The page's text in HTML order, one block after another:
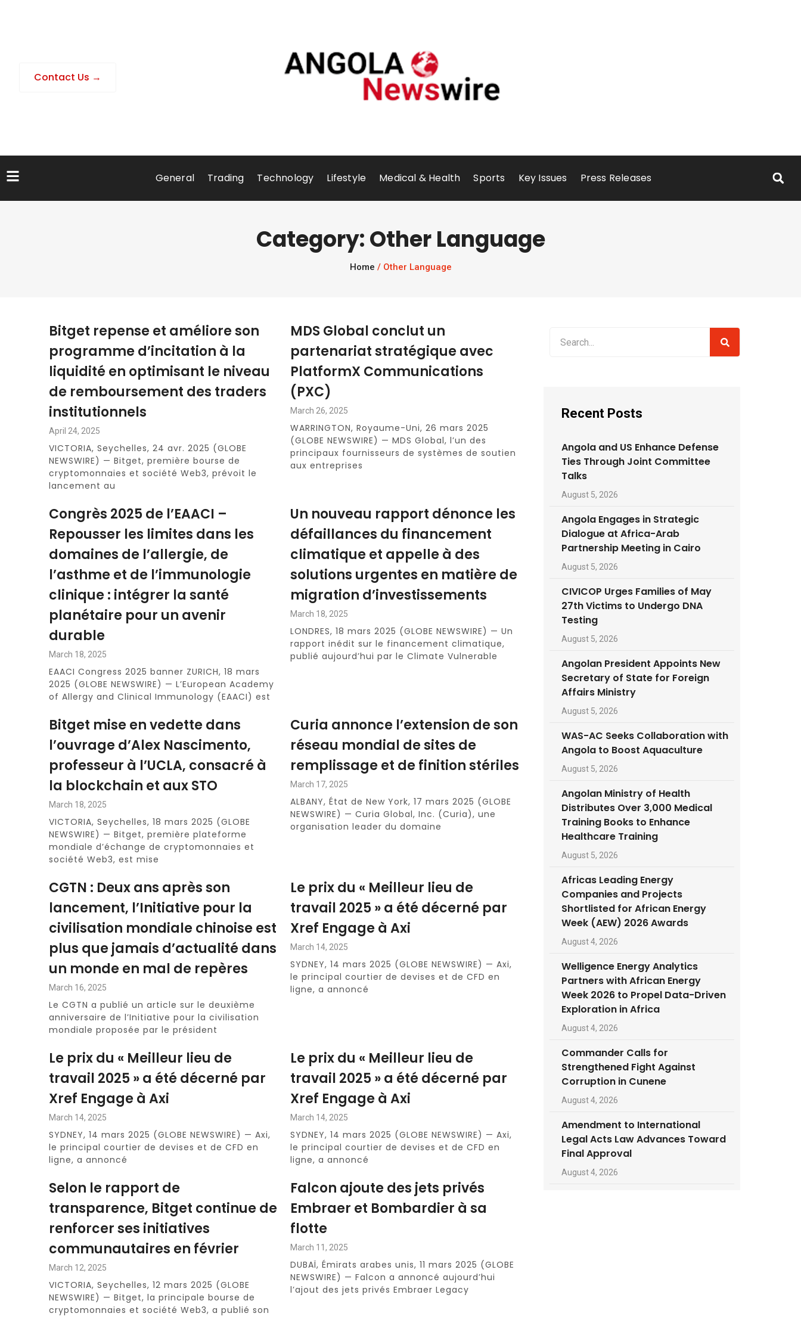
Contact Us →
General Trading Technology Lifestyle Medical & Health Sports Key Issues Press Releases
Category: Other Language
Home / Other Language
Bitget repense et améliore son
programme d’incitation à la
liquidité en optimisant le niveau
de remboursement des traders
institutionnels
April 24, 2025
VICTORIA, Seychelles, 24 avr. 2025 (GLOBE
NEWSWIRE) — Bitget, première bourse de
cryptomonnaies et société Web3, prévoit le
lancement au
MDS Global conclut un
partenariat stratégique avec
PlatformX Communications
(PXC)
March 26, 2025
WARRINGTON, Royaume-Uni, 26 mars 2025
(GLOBE NEWSWIRE) — MDS Global, l’un des
principaux fournisseurs de systèmes de soutien
aux entreprises
Congrès 2025 de l’EAACI –
Repousser les limites dans les
domaines de l’allergie, de
l’asthme et de l’immunologie
clinique : intégrer la santé
planétaire pour un avenir
durable
March 18, 2025
EAACI Congress 2025 banner ZURICH, 18 mars
2025 (GLOBE NEWSWIRE) — L’European Academy
of Allergy and Clinical Immunology (EAACI) est
Un nouveau rapport dénonce les
défaillances du financement
climatique et appelle à des
solutions urgentes en matière de
migration d’investissements
March 18, 2025
LONDRES, 18 mars 2025 (GLOBE NEWSWIRE) — Un
rapport inédit sur le financement climatique,
publié aujourd’hui par le Climate Vulnerable
Bitget mise en vedette dans
l’ouvrage d’Alex Nascimento,
professeur à l’UCLA, consacré à
la blockchain et aux STO
March 18, 2025
VICTORIA, Seychelles, 18 mars 2025 (GLOBE
NEWSWIRE) — Bitget, première plateforme
mondiale d’échange de cryptomonnaies et
société Web3, est mise
Curia annonce l’extension de son
réseau mondial de sites de
remplissage et de finition stériles
March 17, 2025
ALBANY, État de New York, 17 mars 2025 (GLOBE
NEWSWIRE) — Curia Global, Inc. (Curia), une
organisation leader du domaine
CGTN : Deux ans après son
lancement, l’Initiative pour la
civilisation mondiale chinoise est
plus que jamais d’actualité dans
un monde en mal de repères
March 16, 2025
Le CGTN a publié un article sur le deuxième
anniversaire de l’Initiative pour la civilisation
mondiale proposée par le président
Le prix du « Meilleur lieu de
travail 2025 » a été décerné par
Xref Engage à Axi
March 14, 2025
SYDNEY, 14 mars 2025 (GLOBE NEWSWIRE) — Axi,
le principal courtier de devises et de CFD en
ligne, a annoncé
Le prix du « Meilleur lieu de
travail 2025 » a été décerné par
Xref Engage à Axi
March 14, 2025
SYDNEY, 14 mars 2025 (GLOBE NEWSWIRE) — Axi,
le principal courtier de devises et de CFD en
ligne, a annoncé
Le prix du « Meilleur lieu de
travail 2025 » a été décerné par
Xref Engage à Axi
March 14, 2025
SYDNEY, 14 mars 2025 (GLOBE NEWSWIRE) — Axi,
le principal courtier de devises et de CFD en
ligne, a annoncé
Selon le rapport de
transparence, Bitget continue de
renforcer ses initiatives
communautaires en février
March 12, 2025
VICTORIA, Seychelles, 12 mars 2025 (GLOBE
NEWSWIRE) — Bitget, la principale bourse de
cryptomonnaies et société Web3, a publié son
Falcon ajoute des jets privés
Embraer et Bombardier à sa
flotte
March 11, 2025
DUBAÏ, Émirats arabes unis, 11 mars 2025 (GLOBE
NEWSWIRE) — Falcon a annoncé aujourd’hui
l’ajout des jets privés Embraer Legacy
Recent Posts
Angola and US Enhance Defense
Ties Through Joint Committee
Talks
August 5, 2026
Angola Engages in Strategic
Dialogue at Africa-Arab
Partnership Meeting in Cairo
August 5, 2026
CIVICOP Urges Families of May
27th Victims to Undergo DNA
Testing
August 5, 2026
Angolan President Appoints New
Secretary of State for Foreign
Affairs Ministry
August 5, 2026
WAS-AC Seeks Collaboration with
Angola to Boost Aquaculture
August 5, 2026
Angolan Ministry of Health
Distributes Over 3,000 Medical
Training Books to Enhance
Healthcare Training
August 5, 2026
Africas Leading Energy
Companies and Projects
Shortlisted for African Energy
Week (AEW) 2026 Awards
August 4, 2026
Welligence Energy Analytics
Partners with African Energy
Week 2026 to Propel Data-Driven
Exploration in Africa
August 4, 2026
Commander Calls for
Strengthened Fight Against
Corruption in Cunene
August 4, 2026
Amendment to International
Legal Acts Law Advances Toward
Final Approval
August 4, 2026